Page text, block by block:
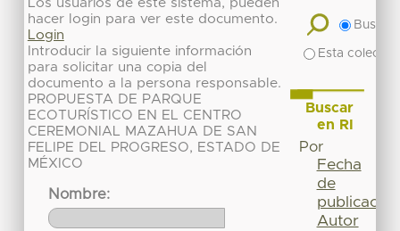
Los usuarios de este sistema, pueden
hacer login para ver este documento.
Login
Introducir la siguiente información
para solicitar una copia del
documento a la persona responsable.
PROPUESTA DE PARQUE
ECOTURÍSTICO EN EL CENTRO
CEREMONIAL MAZAHUA DE SAN
FELIPE DEL PROGRESO, ESTADO DE
MÉXICO
Nombre:
Buscar
Esta
Buscar
en RI
Por
Fecha
de
publicación
Autor